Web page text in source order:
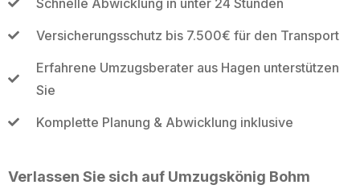
Versicherungsschutz bis 7.500€ für den Transport
Erfahrene Umzugsberater aus Hagen unterstützen
Sie
Komplette Planung & Abwicklung inklusive
Verlassen Sie sich auf Umzugskönig Bohm